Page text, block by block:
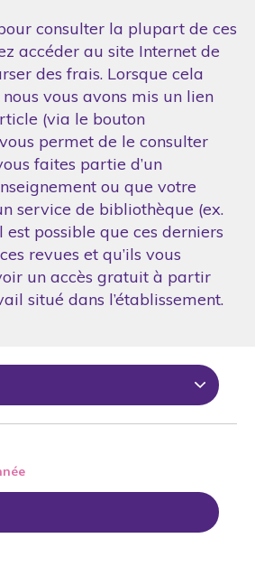
consulter la plupart de ces
accéder au site Internet de
des frais. Lorsque cela
nous vous avons mis un lien
(via le bouton
permet de le consulter
faites partie d’un
ou que votre
service de bibliothèque (ex.
est possible que ces derniers
revues et qu’ils vous
un accès gratuit à partir
situé dans l’établissement.